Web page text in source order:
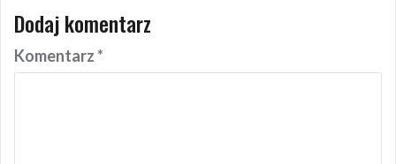
Dodaj komentarz
Komentarz*